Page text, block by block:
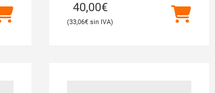
40,00€
33,06€